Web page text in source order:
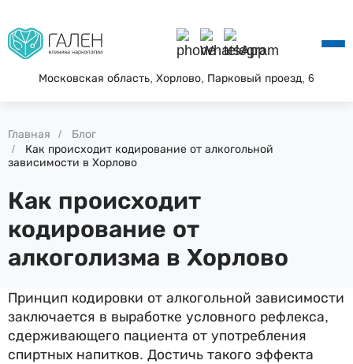
Московская область, Хорлово, Парковый проезд, 6
О КЛИНИКЕ
УСЛУГИ
КОНТАКТЫ
Главная
Блог
Как происходит кодирование от алкогольной
зависимости в Хорлово
Как происходит
кодирование от
алкоголизма в Хорлово
Принцип кодировки от алкогольной зависимости
заключается в выработке условного рефлекса,
сдерживающего пациента от употребления
спиртных напитков. Достичь такого эффекта